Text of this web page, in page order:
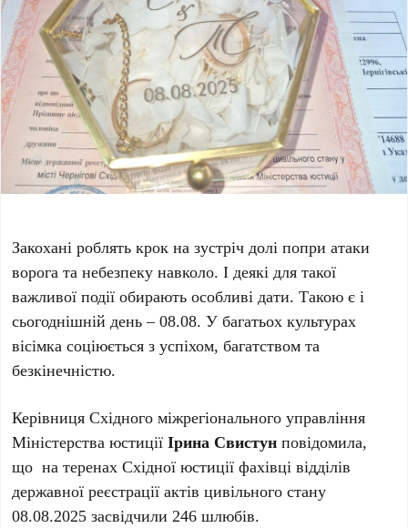
Закохані роблять крок на зустріч долі попри атаки
ворога та небезпеку навколо. І деякі для такої
важливої події обирають особливі дати. Такою є і
сьогоднішній день – 08.08. У багатьох культурах
вісімка соціюється з успіхом, багатством та
безкінечністю.
Керівниця Східного міжрегіонального управління
Міністерства юстиціїІрина Свистунповідомила,
що на теренах Східної юстиції фахівці відділів
державної реєстрації актів цивільного стану
08.08.2025 засвідчили 246 шлюбів.